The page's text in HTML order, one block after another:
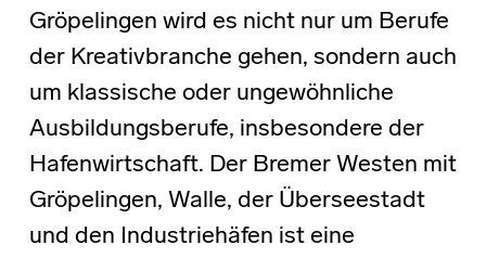
Gröpelingen wird es nicht nur um Berufe
der Kreativbranche gehen, sondern auch
um klassische oder ungewöhnliche
Ausbildungsberufe, insbesondere der
Hafenwirtschaft. Der Bremer Westen mit
Gröpelingen, Walle, der Überseestadt
und den Industriehäfen ist eine